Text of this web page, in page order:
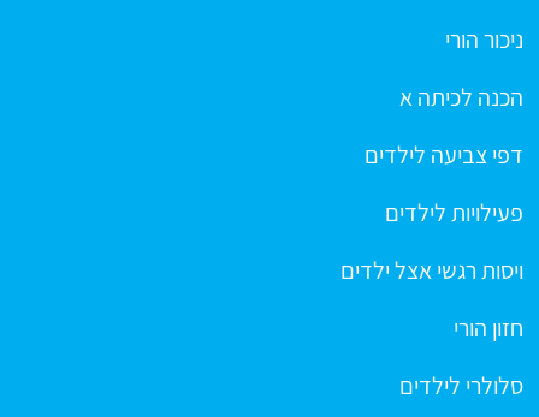
ניכור הורי
הכנה לכיתה א
דפי צביעה לילדים
פעילויות לילדים
ויסות רגשי אצל ילדים
חזון הורי
סלולרי לילדים